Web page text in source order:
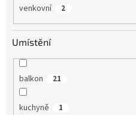
venkovní 2
Umístění
balkon 21
kuchyně 1